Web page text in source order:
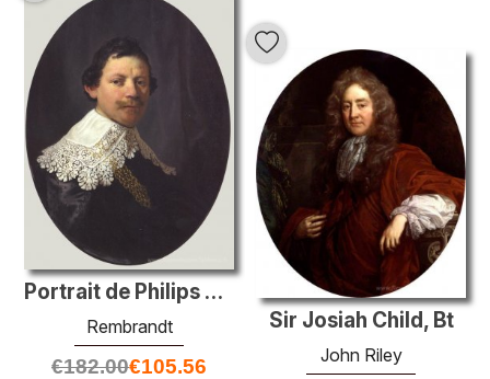
Portrait de Philips Lucasz
Rembrandt
€182.00€105.56
Sir Josiah Child, Bt
John Riley